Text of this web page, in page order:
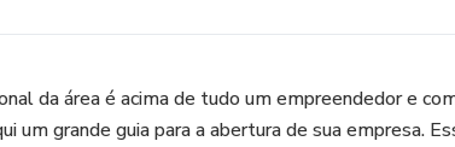
da área é acima de tudo um empreendedor e
um grande guia para a abertura de sua empresa.